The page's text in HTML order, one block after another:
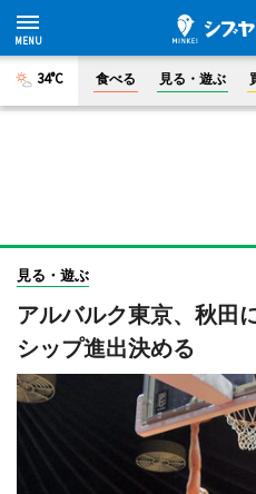
34°C 食べる 見る・遊ぶ
見る・遊ぶ
アルバルク東京、秋
シップ進出決める